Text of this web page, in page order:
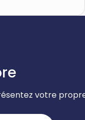
votre